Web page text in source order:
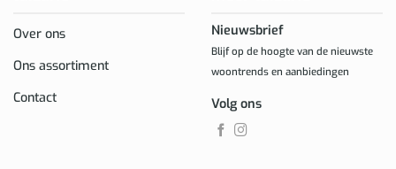
Over ons
Ons assortiment
Contact
Nieuwsbrief
Blijf op de hoogte van de nieuwste
woontrends en aanbiedingen
Volg ons